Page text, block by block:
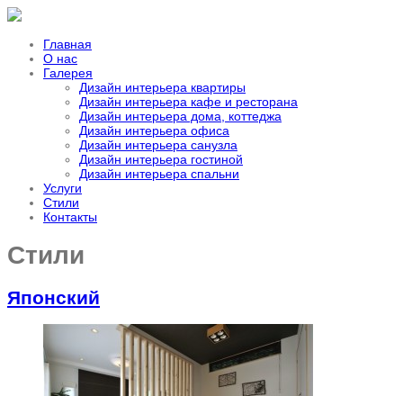
Главная
О нас
Галерея
Дизайн интерьера квартиры
Дизайн интерьера кафе и ресторана
Дизайн интерьера дома, коттеджа
Дизайн интерьера офиса
Дизайн интерьера санузла
Дизайн интерьера гостиной
Дизайн интерьера спальни
Услуги
Стили
Контакты
Стили
Японский